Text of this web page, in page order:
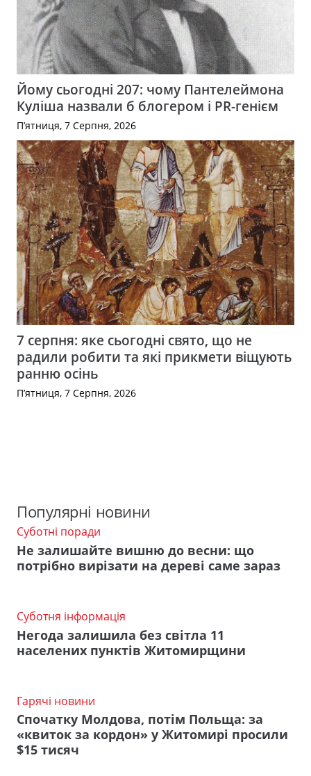
Йому сьогодні 207: чому Пантелеймона
Куліша назвали б блогером і PR-генієм
П’ятниця, 7 Серпня, 2026
7 серпня: яке сьогодні свято, що не
радили робити та які прикмети віщують
ранню осінь
П’ятниця, 7 Серпня, 2026
Популярні новини
Суботні поради
Не залишайте вишню до весни: що
потрібно вирізати на дереві саме зараз
Суботня інформація
Негода залишила без світла 11
населених пунктів Житомирщини
Гарячі новини
Спочатку Молдова, потім Польща: за
«квиток за кордон» у Житомирі просили
$15 тисяч